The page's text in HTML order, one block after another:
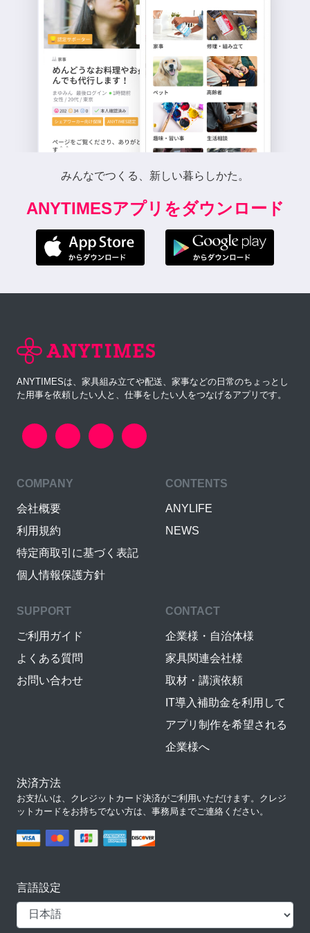
みんなでつくる、新しい暮らしかた。
ANYTIMESアプリをダウンロード
ANYTIMESは、家具組み立てや配送、家事などの日常のちょっとし
た用事を依頼したい人と、仕事をしたい人をつなげるアプリです。
COMPANY
会社概要
利用規約
特定商取引に基づく表記
個人情報保護方針
CONTENTS
ANYLIFE
NEWS
SUPPORT
ご利用ガイド
よくある質問
お問い合わせ
CONTACT
企業様・自治体様
家具関連会社様
取材・講演依頼
IT導入補助金を利用して
アプリ制作を希望される
企業様へ
決済方法
お支払いは、クレジットカード決済がご利用いただけます。クレジ
ットカードをお持ちでない方は、事務局までご連絡ください。
言語設定